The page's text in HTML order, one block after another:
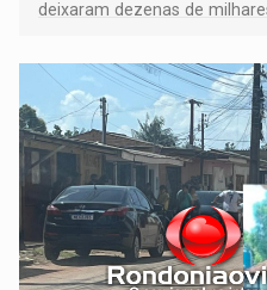
deixaram dezenas de
territoriais e sociais